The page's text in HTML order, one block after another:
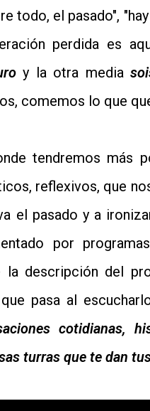
todo, el pasado",
perdida es
y la otra media
comemos lo que
tendremos más
reflexivos, que
el pasado y a
por
la descripción del
pasa al
cotidianas,
turras que te dan